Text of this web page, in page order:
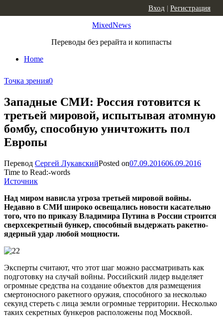
MixedNews
Переводы без рерайта и копипасты
Home
Вход | Регистрация
Точка зрения0
Западные СМИ: Россия готовится к
третьей мировой, испытывая атомную
бомбу, способную уничтожить пол
Европы
Перевод Сергей ЛукавскийPosted on07.09.201606.09.2016
Time to Read:-words
Источник
Над миром нависла угроза третьей мировой войны.
Недавно в СМИ широко освещались новости касательно
того, что по приказу Владимира Путина в России строится
сверхсекретный бункер, способный выдержать ракетно-
ядерный удар любой мощности.
Эксперты считают, что этот шаг можно рассматривать как
подготовку на случай войны. Российский лидер выделяет
огромные средства на создание объектов для размещения
смертоносного ракетного оружия, способного за несколько
секунд стереть с лица земли огромные территории. Несколько
таких секретных бункеров расположены под Москвой.